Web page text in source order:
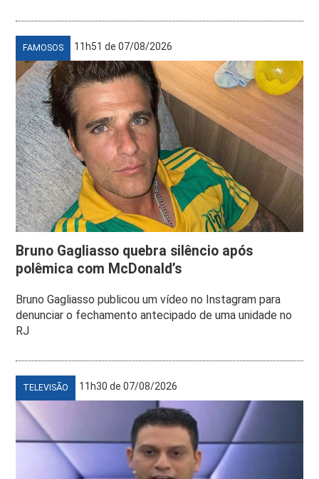
FAMOSOS 11h51 de 07/08/2026
Bruno Gagliasso quebra silêncio após
polêmica com McDonald’s
Bruno Gagliasso publicou um vídeo no Instagram para
denunciar o fechamento antecipado de uma unidade no
RJ
TELEVISÃO 11h30 de 07/08/2026